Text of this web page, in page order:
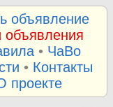
объявление
• ЧаВо
• Контакты
проекте